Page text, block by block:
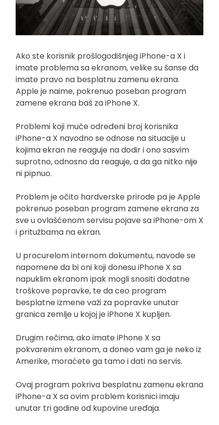
Ako ste korisnik prošlogodišnjeg iPhone-a X i
imate problema sa ekranom, velike su šanse da
imate pravo na besplatnu zamenu ekrana.
Apple je naime, pokrenuo poseban program
zamene ekrana baš za iPhone X.
Problemi koji muče određeni broj korisnika
iPhone-a X navodno se odnose na situacije u
kojima ekran ne reaguje na dodir i ono sasvim
suprotno, odnosno da reaguje, a da ga nitko nije
ni pipnuo.
Problem je očito hardverske prirode pa je Apple
pokrenuo poseban program zamene ekrana za
sve u ovlašćenom servisu pojave sa iPhone-om X
i pritužbama na ekran.
U procurelom internom dokumentu, navode se
napomene da bi oni koji donesu iPhone X sa
napuklim ekranom ipak mogli snositi dodatne
troškove popravke, te da ceo program
besplatne izmene važi za popravke unutar
granica zemlje u kojoj je iPhone X kupljen.
Drugim rečima, ako imate iPhone X sa
pokvarenim ekranom, a doneo vam ga je neko iz
Amerike, moraćete ga tamo i dati na servis.
Ovaj program pokriva besplatnu zamenu ekrana
iPhone-a X sa ovim problem korisnici imaju
unutar tri godine od kupovine uređaja.